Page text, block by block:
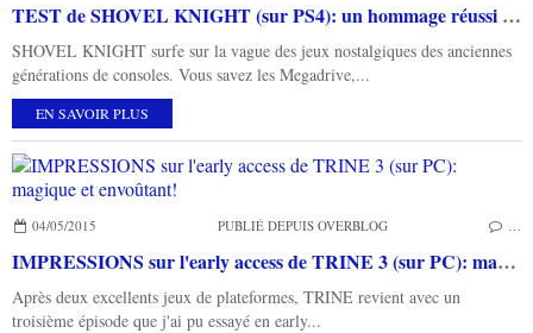
TEST de SHOVEL KNIGHT (sur PS4): un hommage réussi aux jeux 8/16bits
SHOVEL KNIGHT surfe sur la vague des jeux nostalgiques des anciennes
générations de consoles. Vous savez les Megadrive,...
EN SAVOIR PLUS
04/05/2015 PUBLIÉ DEPUIS OVERBLOG …
IMPRESSIONS sur l'early access de TRINE 3 (sur PC): magique et envoûtant!
Après deux excellents jeux de plateformes, TRINE revient avec un
troisième épisode que j'ai pu essayé en early...